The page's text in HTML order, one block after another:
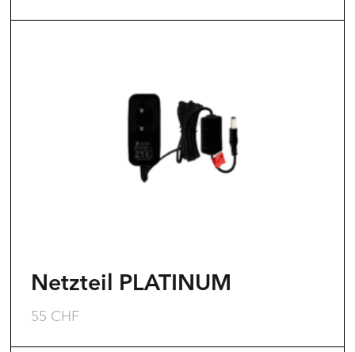
werden
Netzteil PLATINUM
55 CHF